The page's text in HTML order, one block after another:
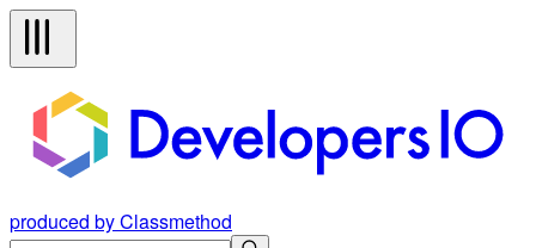
produced by Classmethod